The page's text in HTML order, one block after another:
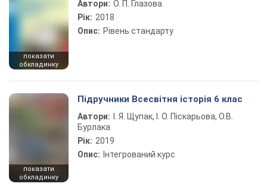
показати
обкладинку
Автори: О. П. Глазова
Рік: 2018
Опис: Рівень стандарту
показати
обкладинку
Підручники Всесвітня історія 6 клас
Автори:
І. Я. Щупак, І. О. Піскарьова, О.В.
Бурлака
Рік: 2019
Опис: Інтегрований курс